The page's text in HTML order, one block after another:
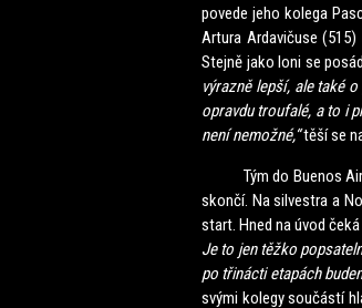
povede jeho kolega
Artura Ardavičuse
Stejně jako loni se
výrazně lepší, ale také
opravdu troufalé, a to i
není nemožné,“těší se
Tým do Buenos Aires
skončí. Na silvestra a
start. Hned na úvod
Je to jen těžko
po třinácti etapách
svými kolegy součástí